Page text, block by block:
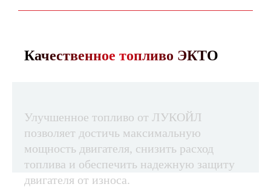
Качественное топливо ЭКТО
Улучшенное топливо от ЛУКОЙЛ
позволяет достичь максимальную
мощность двигателя, снизить расход
топлива и обеспечить надежную защиту
двигателя от износа.